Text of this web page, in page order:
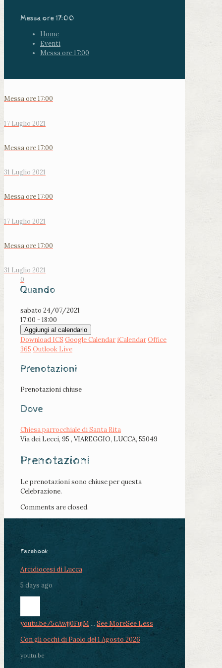
Messa ore 17:00
Home
Eventi
Messa ore 17:00
Messa ore 17:00
17 Luglio 2021
Messa ore 17:00
31 Luglio 2021
Messa ore 17:00
17 Luglio 2021
Messa ore 17:00
31 Luglio 2021
0
Quando
sabato 24/07/2021
17:00 - 18:00
Aggiungi al calendario
Download ICS Google Calendar iCalendarOffice
365 Outlook Live
Prenotazioni
Prenotazioni chiuse
Dove
Chiesa parrocchiale di Santa Rita
Via dei Lecci, 95 , VIAREGGIO, LUCCA, 55049
Prenotazioni
Le prenotazioni sono chiuse per questa
Celebrazione.
Comments are closed.
Facebook
Arcidiocesi di Lucca
5 days ago
youtu.be/5cAwjj0FujM ... See MoreSee Less
Con gli occhi di Paolo del 1 Agosto 2026
youtu.be